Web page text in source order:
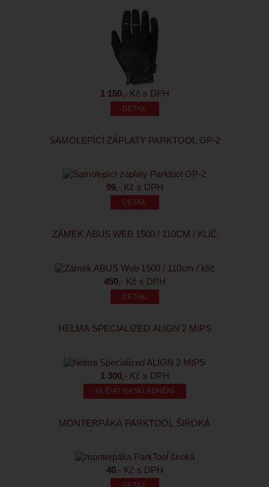
1 150,- Kč s DPH
SAMOLEPÍCÍ ZÁPLATY PARKTOOL GP-2
99,- Kč s DPH
ZÁMEK ABUS WEB 1500 / 110CM / KLÍČ
450,- Kč s DPH
HELMA SPECIALIZED ALIGN 2 MIPS
1 300,- Kč s DPH
HLÍDAT NASKLADNĚNÍ
MONTERPÁKA PARKTOOL ŠIROKÁ
40,- Kč s DPH